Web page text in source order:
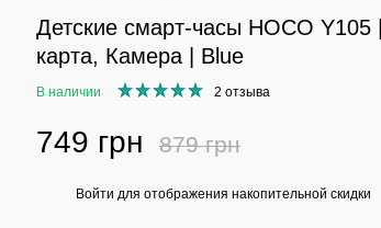
Детские смарт-часы HOCO Y105
карта, Камера | Blue
В наличии 2 отзыва
749 грн 879 грн
Войти для отображения накопительной скидки